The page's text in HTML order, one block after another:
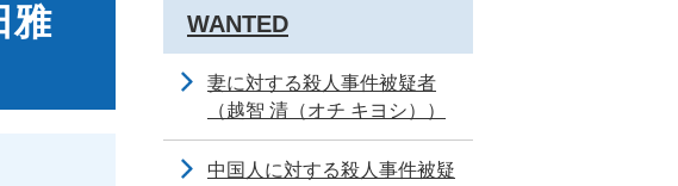
雅
WANTED
妻に対する殺人事件被疑者
（越智 清（オチ キヨシ））
中国人に対する殺人事件被疑